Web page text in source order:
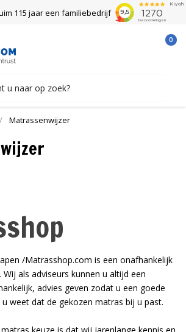
115 jaar een familiebedrijf
0
Matrassenwijzer
/Matrasshop.com is een onafhankelijk
als adviseurs kunnen u altijd een
advies geven zodat u een goede
weet dat de gekozen matras bij u past.